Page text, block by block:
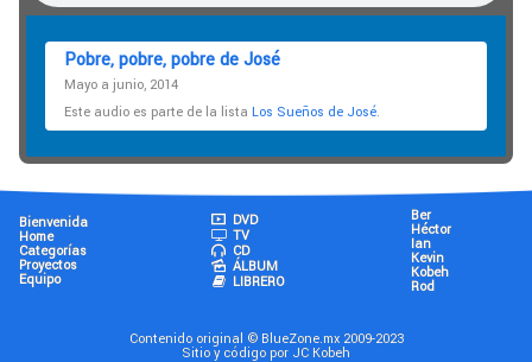
Pobre, pobre, pobre de José
Mayo a junio, 2014
Este audio es parte de la lista Los Sueños de José.
Bienvenida
Home
Categorías
Proyectos
Equipo
DVD
TV
CD
ÁLBUM
LIBRERO
Ber
Héctor
Ian
Kevin
Kobeh
Rod
Contenido original © BlueZone.mx 2009-2023
Sitio y código por JC Kobeh